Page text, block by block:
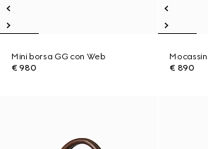
Mini borsa GG con Web
€ 980
€ 890